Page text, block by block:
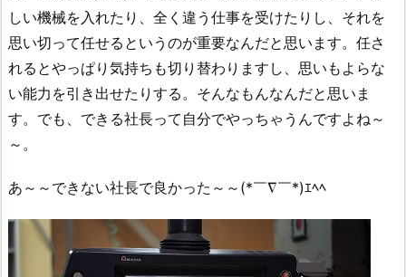
しい機械を入れたり、全く違う仕事を受けたりし、それを
思い切って任せるというのが重要なんだと思います。任さ
れるとやっぱり気持ちも切り替わりますし、思いもよらな
い能力を引き出せたりする。そんなもんなんだと思いま
す。でも、できる社長って自分でやっちゃうんですよね～
～。
あ～～できない社長で良かった～～(*￣∇￣*)ｴﾍﾍ